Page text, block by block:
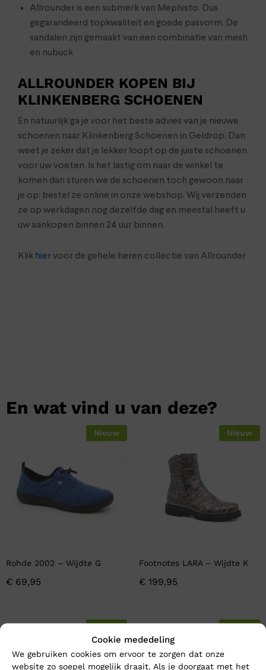
Cookie mededeling
We gebruiken cookies om ervoor te zorgen dat onze
website zo soepel mogelijk draait. Als je doorgaat met het
Allrounder is een submerk van Mephisto. Dus
gegarandeerd topkwaliteit en goede pasvorm. De
sandalen zijn gemaakt van een combinatie van mesh
en nubuck
ALLROUNDER KOPEN BIJ
KLINKENBERG SCHOENEN
En natuurlijk ga je voor het beste advies van je nieuwe
schoenen naar Klinkenberg Schoenen in Geldrop. Dan
weet je zeker dat je lekker loopt op de juiste schoenen
voor uw voeten. Is het lastig om naar de winkel te
komen dan sturen we de schoenen toch gewoon naar
je op: bestel ze online in onze webshop. Wij verzenden
ze op werkdagen nog dezelfde dag en meestal heeft u
uw aankopen binnen 24 uur binnen.
Klik hiervoor de gehele heren collectie van Allrounder
En wat vind u van deze?
Nieuw
Rohde 2002 – Wijdte G
€ 69,95
Nieuw
Footnotes LARA – Wijdte K
€ 199,95